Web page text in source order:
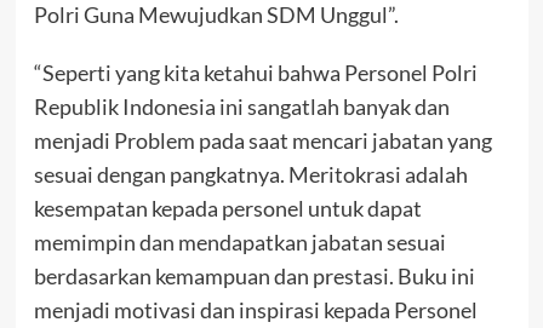
Polri Guna Mewujudkan SDM Unggul”.
“Seperti yang kita ketahui bahwa Personel Polri
Republik Indonesia ini sangatlah banyak dan
menjadi Problem pada saat mencari jabatan yang
sesuai dengan pangkatnya. Meritokrasi adalah
kesempatan kepada personel untuk dapat
memimpin dan mendapatkan jabatan sesuai
berdasarkan kemampuan dan prestasi. Buku ini
menjadi motivasi dan inspirasi kepada Personel